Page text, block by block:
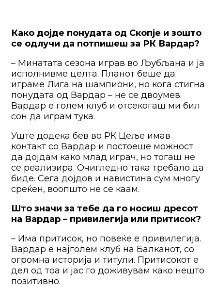
Како дојде понудата од Скопје и зошто
се одлучи да потпишеш за РК Вардар?
– Минатата сезона играв во Љубљана и ја
исполнивме целта. Планот беше да
играме Лига на шампиони, но кога стигна
понудата од Вардар – не се двоумев.
Вардар е голем клуб и отсекогаш ми бил
сон да играм тука.
Уште додека бев во РК Цеље имав
контакт со Вардар и постоеше можност
да дојдам како млад играч, но тогаш не
се реализира. Очигледно така требало да
биде. Сега дојдов и навистина сум многу
среќен, воопшто не се каам.
Што значи за тебе да го носиш дресот
на Вардар – привилегија или притисок?
– Има притисок, но повеќе е привилегија.
Вардар е најголем клуб на Балканот, со
огромна историја и титули. Притисокот е
дел од тоа и јас го доживувам како нешто
позитивно.